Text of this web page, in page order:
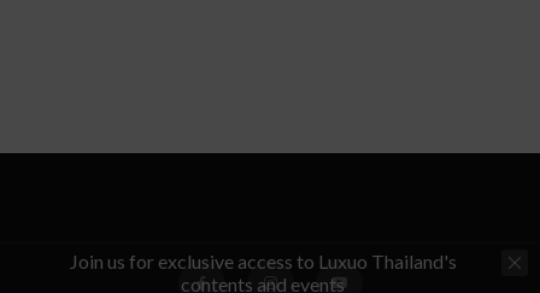
Join us for exclusive access to Luxuo Thailand's
contents and events